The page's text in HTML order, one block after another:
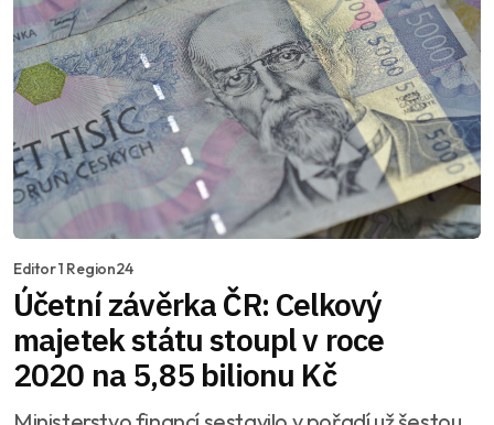
Editor 1 Region24
Účetní závěrka ČR: Celkový
majetek státu stoupl v roce
2020 na 5,85 bilionu Kč